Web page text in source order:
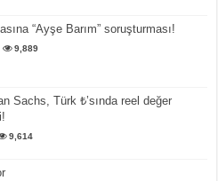
“Ayşe Barım” soruşturması!
9,889
Sachs, Türk ₺’sında reel değer
9,614